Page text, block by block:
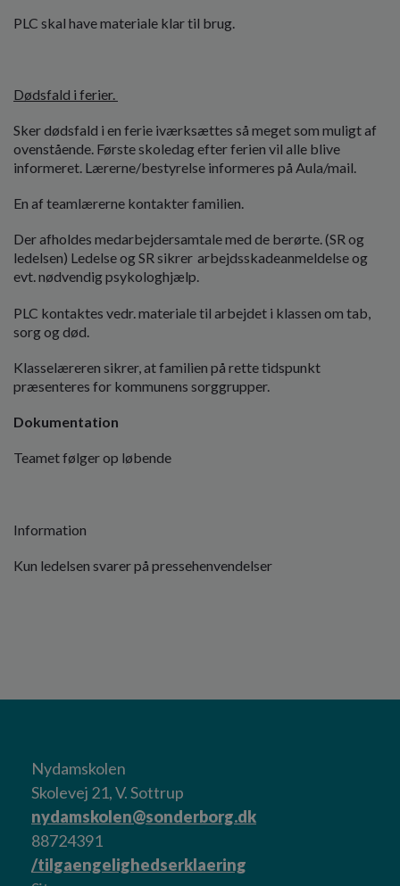
PLC skal have materiale klar til brug.
Dødsfald i ferier.
Sker dødsfald i en ferie iværksættes så meget som muligt af
ovenstående. Første skoledag efter ferien vil alle blive
informeret. Lærerne/bestyrelse informeres på Aula/mail.
En af teamlærerne kontakter familien.
Der afholdes medarbejdersamtale med de berørte. (SR og
ledelsen) Ledelse og SR sikrer arbejdsskadeanmeldelse og
evt. nødvendig psykologhjælp.
PLC kontaktes vedr. materiale til arbejdet i klassen om tab,
sorg og død.
Klasselæreren sikrer, at familien på rette tidspunkt
præsenteres for kommunens sorggrupper.
Dokumentation
Teamet følger op løbende
Information
Kun ledelsen svarer på pressehenvendelser
Nydamskolen
Skolevej 21, V. Sottrup
nydamskolen@sonderborg.dk
88724391
/tilgaengelighedserklaering